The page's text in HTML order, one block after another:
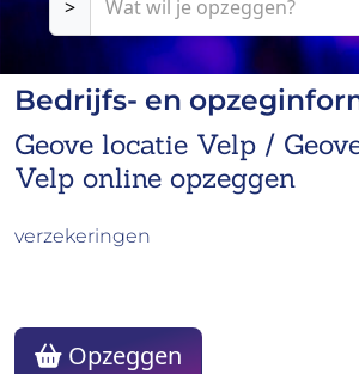
>
Bedrijfs- en
Geove locatie Velp /
Velp online opzeggen
verzekeringen
Opzeggen